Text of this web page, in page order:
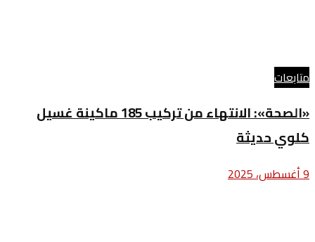
متابعات
«الصحة»: الانتهاء من تركيب 185 ماكينة غسيل
كلوي حديثة
9 أغسطس، 2025